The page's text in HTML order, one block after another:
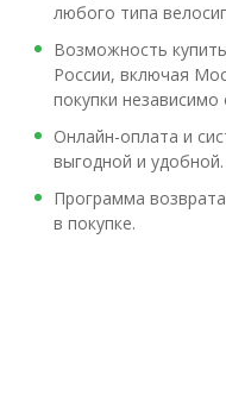
любого типа
Возможность
России, включая
покупки
Онлайн-оплата и
выгодной и удобной.
Программа
в покупке.